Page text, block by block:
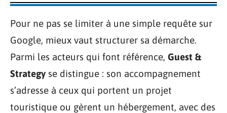
Pour ne pas se limiter à une simple requête sur
Google, mieux vaut structurer sa démarche.
Parmi les acteurs qui font référence, Guest &
Strategy se distingue : son accompagnement
s’adresse à ceux qui portent un projet
touristique ou gèrent un hébergement, avec des